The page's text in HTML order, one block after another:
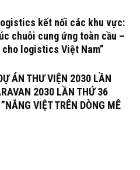
kết nối các khu vực:
chuỗi cung ứng toàn cầu –
cho logistics Việt Nam”
ÁN THƯ VIỆN 2030 LẦN
2030 LẦN THỨ 36
VIỆT TRÊN DÒNG MÊ